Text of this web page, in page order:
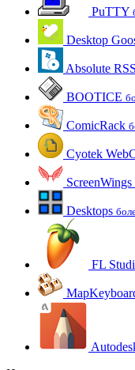
PuTTY
Desktop
Absolute
BOOTICE
ComicRack
Cyotek
ScreenWings
Desktops
FL